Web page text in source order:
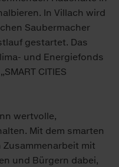
In Villach wird
Saubermacher
gestartet. Das
und Energiefonds
CITIES
wertvolle,
Mit dem smarten
mit
und Bürgern dabei,